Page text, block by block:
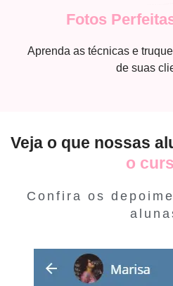
Fotos
Aprenda as técnicas e
de suas
Veja o que nossas
o
Confira os